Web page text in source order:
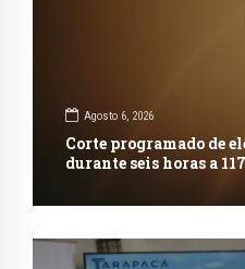
Agosto 6, 2026
Corte programado de
durante seis horas a